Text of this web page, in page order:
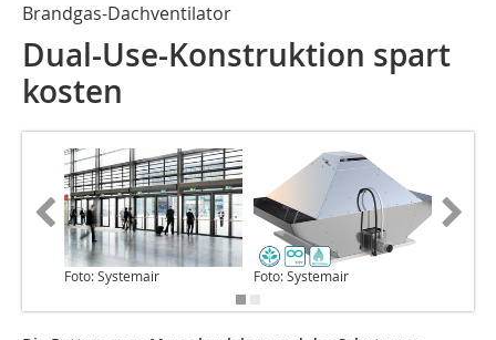
Brandgas-Dachventilator
Dual-Use-Konstruktion spart
kosten
Foto: Systemair Foto: Systemair